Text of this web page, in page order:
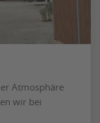
Atmosphäre
wir bei